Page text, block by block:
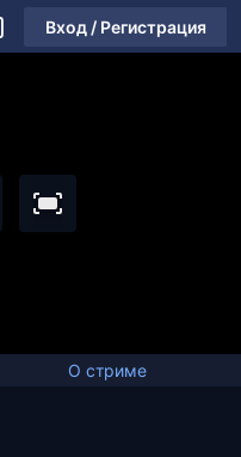
Вход / Регистрация
О стриме